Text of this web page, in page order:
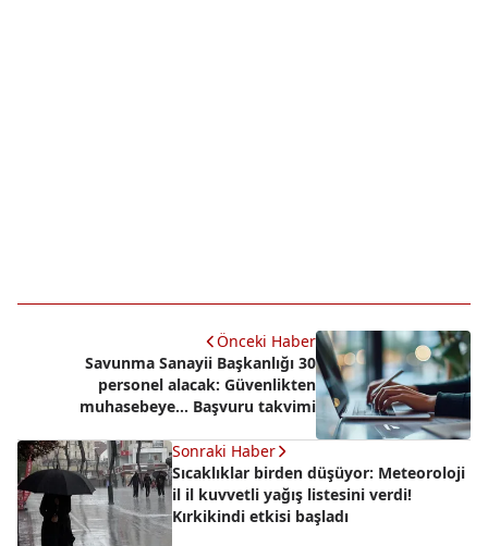
Önceki Haber
Savunma Sanayii Başkanlığı 30
personel alacak: Güvenlikten
muhasebeye... Başvuru takvimi
Sonraki Haber
Sıcaklıklar birden düşüyor: Meteoroloji
il il kuvvetli yağış listesini verdi!
Kırkikindi etkisi başladı